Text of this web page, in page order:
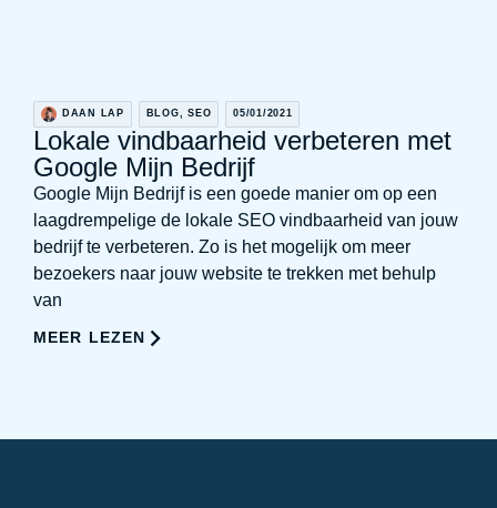
DAAN LAP BLOG,SEO 05/01/2021
Lokale vindbaarheid verbeteren met
Google Mijn Bedrijf
Google Mijn Bedrijf is een goede manier om op een
laagdrempelige de lokale SEO vindbaarheid van jouw
bedrijf te verbeteren. Zo is het mogelijk om meer
bezoekers naar jouw website te trekken met behulp
van
MEER LEZEN